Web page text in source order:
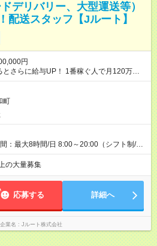
デリバリー、大型運送等）
配送スタッフ【Jルート】
円
さらに給与UP！ 1番稼ぐ人で月120万ほ
メージ＞ ■月収50万
在住)※元建築関係 1日150個配達×25日勤務
町
：最大8時間/日 8:00～20:00（シフト制/実
務（場所次第では週4も有り） ※配達状況に
務可能性有り ※案件により多少の前後あり
の大量募集
応募する 詳細へ
業名 Jルート株式会社